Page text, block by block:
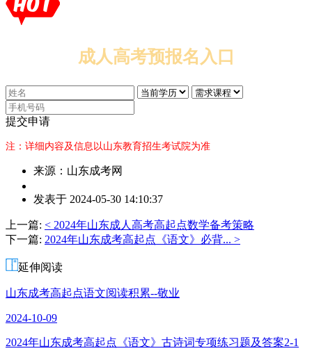
成人高考预报名入口
提交申请
注：详细内容及信息以山东教育招生考试院为准
来源：山东成考网
者：
老
师
发表于 2024-05-30 14:10:37
上一篇: < 2024年山东成人高考高起点数学备考策略
下一篇: 2024年山东成考高起点《语文》必背... >
延伸阅读
山东成考高起点语文阅读积累--敬业
2024-10-09
2024年山东成考高起点《语文》古诗词专项练习题及答案2-1